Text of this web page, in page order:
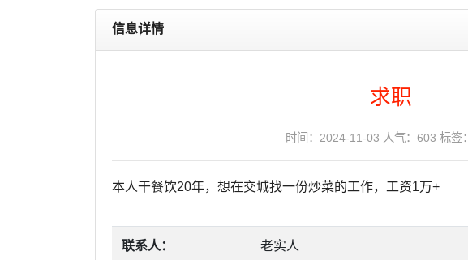
信息详情
求职
时间：2024-11-03 人气：603 标签：
本人干餐饮20年，想在交城找一份炒菜的工作，工资1万+
联系人： 老实人